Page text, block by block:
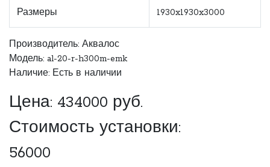
Размеры 1930x1930x3000
Производитель: Аквалос
Модель: al-20-r-h300m-emk
Наличие: Есть в наличии
Цена: 434000 руб.
Стоимость установки:
56000